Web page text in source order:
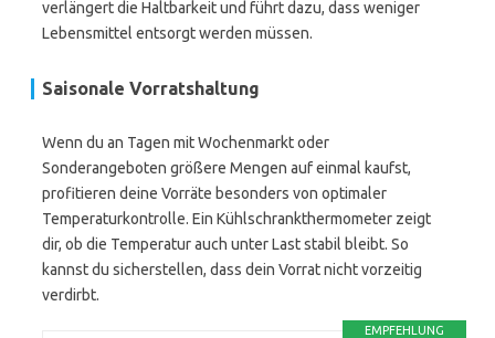
verlängert die Haltbarkeit und führt dazu, dass weniger
Lebensmittel entsorgt werden müssen.
Saisonale Vorratshaltung
Wenn du an Tagen mit Wochenmarkt oder
Sonderangeboten größere Mengen auf einmal kaufst,
profitieren deine Vorräte besonders von optimaler
Temperaturkontrolle. Ein Kühlschrankthermometer zeigt
dir, ob die Temperatur auch unter Last stabil bleibt. So
kannst du sicherstellen, dass dein Vorrat nicht vorzeitig
verdirbt.
EMPFEHLUNG